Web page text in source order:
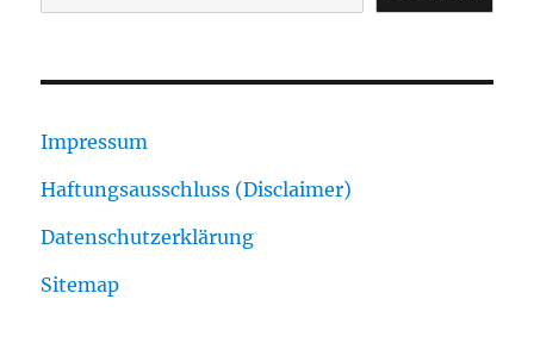
Impressum
Haftungsausschluss (Disclaimer)
Datenschutzerklärung
Sitemap